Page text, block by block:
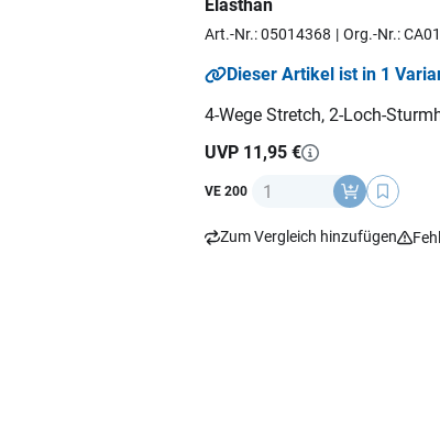
Elasthan
Art.-Nr.: 05014368 Org.-Nr.:
Dieser Artikel ist in 1
4-Wege Stretch, 2-Loch-
UVP 11,95 €
VE 200 Anzahl
Zum Vergleich hinzufügen